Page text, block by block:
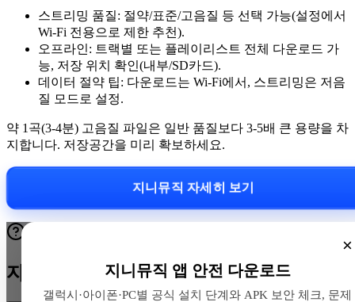
스트리밍 품질: 절약/표준/고음질 등 선택 가능(설정에서
Wi‑Fi 전용으로 제한 추천).
오프라인: 트랙별 또는 플레이리스트 전체 다운로드 가
능, 저장 위치 확인(내부/SD카드).
데이터 절약 팁: 다운로드는 Wi‑Fi에서, 스트리밍은 저음
질 모드로 설정.
약 1곡(3-4분) 고음질 파일은 일반 품질보다 3-5배 큰 용량을 차
지합니다. 저장공간을 미리 확보하세요.
지니뮤직 자세히 보기
×
지니뮤직 앱 안전 다운로드
갤럭시·아이폰·PC별 공식 설치 단계와 APK 보안 체크, 문제
자주 묻는 질문